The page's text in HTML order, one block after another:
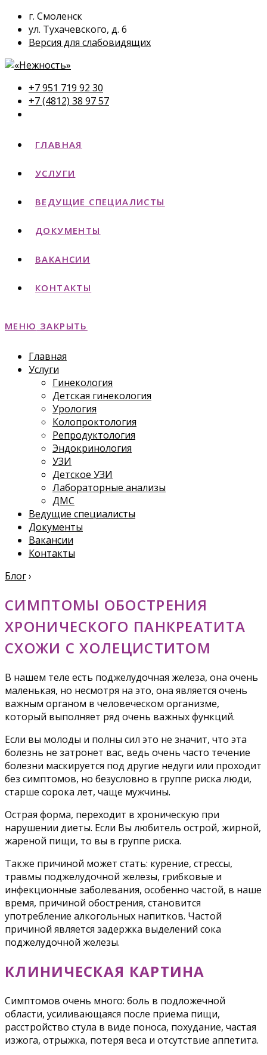
г. Смоленск
ул. Тухачевского, д. 6
Версия для слабовидящих
+7 951 719 92 30
+7 (4812) 38 97 57
ГЛАВНАЯ
УСЛУГИ
ВЕДУЩИЕ СПЕЦИАЛИСТЫ
ДОКУМЕНТЫ
ВАКАНСИИ
КОНТАКТЫ
МЕНЮ ЗАКРЫТЬ
Главная
Услуги
Гинекология
Детская гинекология
Урология
Колопроктология
Репродуктология
Эндокринология
УЗИ
Детское УЗИ
Лабораторные анализы
ДМС
Ведущие специалисты
Документы
Вакансии
Контакты
Блог›
СИМПТОМЫ ОБОСТРЕНИЯ
ХРОНИЧЕСКОГО ПАНКРЕАТИТА
СХОЖИ С ХОЛЕЦИСТИТОМ
В нашем теле есть поджелудочная железа, она очень
маленькая, но несмотря на это, она является очень
важным органом в человеческом организме,
который выполняет ряд очень важных функций.
Если вы молоды и полны сил это не значит, что эта
болезнь не затронет вас, ведь очень часто течение
болезни маскируется под другие недуги или проходит
без симптомов, но безусловно в группе риска люди,
старше сорока лет, чаще мужчины.
Острая форма, переходит в хроническую при
нарушении диеты. Если Вы любитель острой, жирной,
жареной пищи, то вы в группе риска.
Также причиной может стать: курение, стрессы,
травмы поджелудочной железы, грибковые и
инфекционные заболевания, особенно частой, в наше
время, причиной обострения, становится
употребление алкогольных напитков. Частой
причиной является задержка выделений сока
поджелудочной железы.
КЛИНИЧЕСКАЯ КАРТИНА
Симптомов очень много: боль в подложечной
области, усиливающаяся после приема пищи,
расстройство стула в виде поноса, похудание, частая
изжога, отрыжка, потеря веса и отсутствие аппетита.